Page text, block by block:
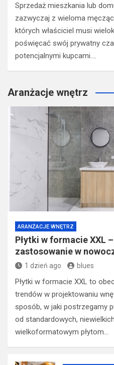
Sprzedaż mieszkania lub
zazwyczaj z wieloma
których właściciel musi
poświęcać swój prywatny
potencjalnymi kupcami.…
Aranżacje wnętrz
ARANŻACJE WNĘTRZ
Płytki w formacie XXL
zastosowanie w
1 dzień ago blues
Płytki w formacie XXL to
trendów w projektowaniu
sposób, w jaki postrzegamy
od standardowych,
wielkoformatowym płytom…